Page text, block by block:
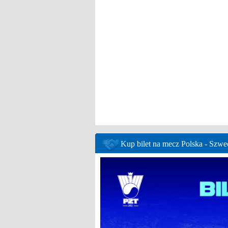
Kup bilet na mecz Polska -